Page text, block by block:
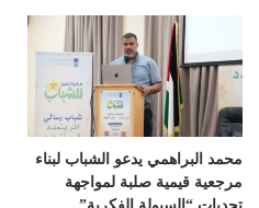
محمد البراهمي يدعو الشباب لبناء
مرجعية قيمية صلبة لمواجهة